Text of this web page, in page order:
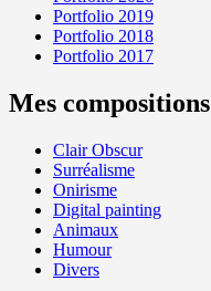
Portfolio 2019
Portfolio 2018
Portfolio 2017
Mes compositions
Clair Obscur
Surréalisme
Onirisme
Digital painting
Animaux
Humour
Divers